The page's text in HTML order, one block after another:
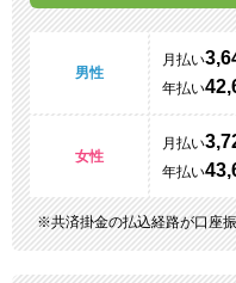
男性
月払い
年払い
女性
月払い
年払い
共済掛金の払込経路が口座